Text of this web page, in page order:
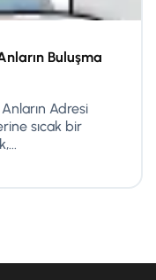
Buluşma
Adresi
sıcak bir